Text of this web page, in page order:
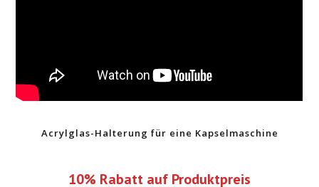
Acrylglas-Halterung für eine Kapselmaschine
10% Rabatt auf Produktpreis